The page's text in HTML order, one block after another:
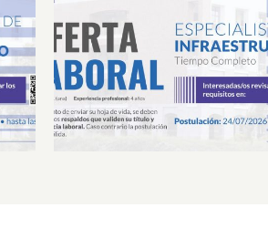
Oferta Laboral Especialista
Infraestructura